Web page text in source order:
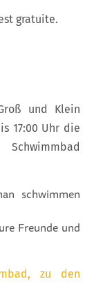
gratuite.
und Klein
17:00 Uhr die
schwimmen
Freunde und
zu den